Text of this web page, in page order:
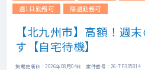
週1日勤務可
隔週勤務可
【北九州市】高額！週
す【自宅待機】
掲載更新日 : 2026年08月04日 案件番号 : 26-TF335814